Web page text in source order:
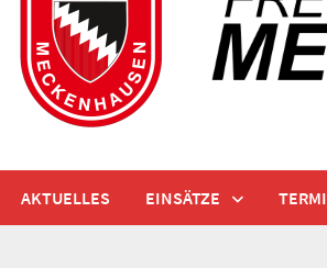
AKTUELLES EINSÄTZE